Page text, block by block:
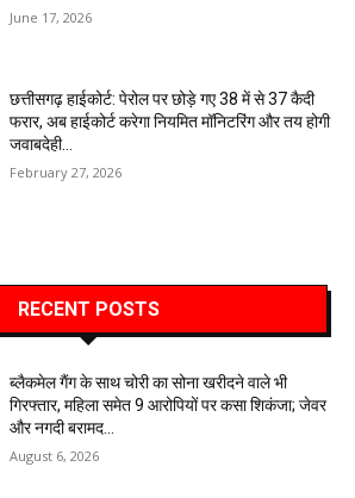
June 17, 2026
छत्तीसगढ़ हाईकोर्ट: पेरोल पर छोड़े गए 38 में से 37 कैदी
फरार, अब हाईकोर्ट करेगा नियमित मॉनिटरिंग और तय होगी
जवाबदेही…
February 27, 2026
RECENT POSTS
ब्लैकमेल गैंग के साथ चोरी का सोना खरीदने वाले भी
गिरफ्तार, महिला समेत 9 आरोपियों पर कसा शिकंजा; जेवर
और नगदी बरामद…
August 6, 2026